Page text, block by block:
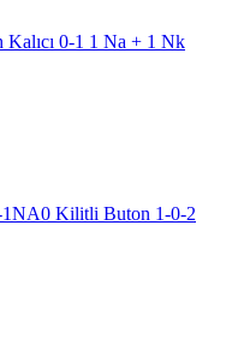
0-1 1 Na + 1 Nk
1NA0 Kilitli Buton 1-0-2